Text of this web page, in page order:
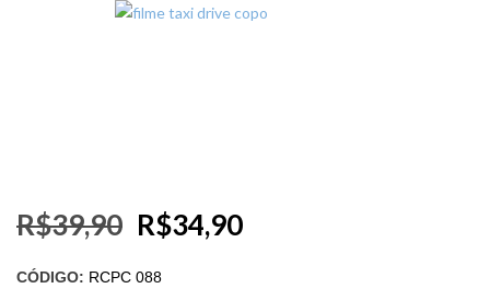
R$39,90 R$34,90
CÓDIGO: RCPC 088